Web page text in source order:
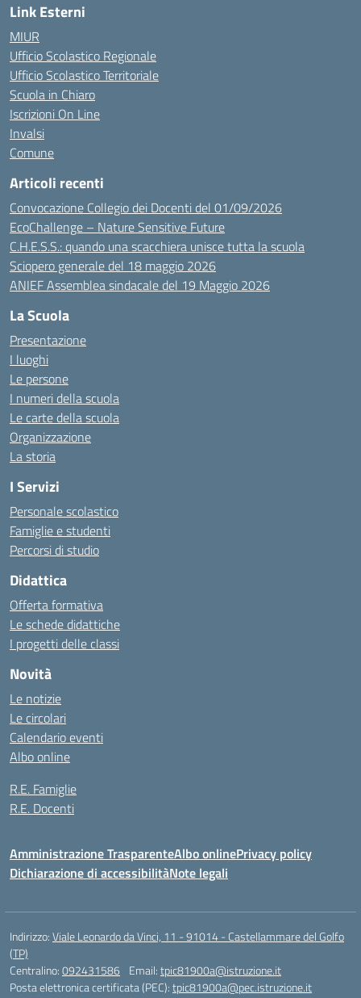
Link Esterni
MIUR
Ufficio Scolastico Regionale
Ufficio Scolastico Territoriale
Scuola in Chiaro
Iscrizioni On Line
Invalsi
Comune
Articoli recenti
Convocazione Collegio dei Docenti del 01/09/2026
EcoChallenge – Nature Sensitive Future
C.H.E.S.S.: quando una scacchiera unisce tutta la scuola
Sciopero generale del 18 maggio 2026
ANIEF Assemblea sindacale del 19 Maggio 2026
La Scuola
Presentazione
I luoghi
Le persone
I numeri della scuola
Le carte della scuola
Organizzazione
La storia
I Servizi
Personale scolastico
Famiglie e studenti
Percorsi di studio
Didattica
Offerta formativa
Le schede didattiche
I progetti delle classi
Novità
Le notizie
Le circolari
Calendario eventi
Albo online
R.E. Famiglie
R.E. Docenti
Amministrazione TrasparenteAlbo onlinePrivacy policy
Dichiarazione di accessibilitàNote legali
Indirizzo:Viale Leonardo da Vinci, 11 - 91014 - Castellammare del Golfo
(TP)
Centralino:092431586 Email:tpic81900a@istruzione.it
Posta elettronica certificata (PEC):tpic81900a@pec.istruzione.it